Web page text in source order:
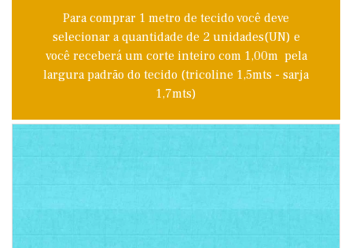
Para comprar 1 metro de tecido você deve
selecionar a quantidade de 2 unidades(UN) e
você receberá um corte inteiro com 1,00m pela
largura padrão do tecido (tricoline 1,5mts - sarja
1,7mts)